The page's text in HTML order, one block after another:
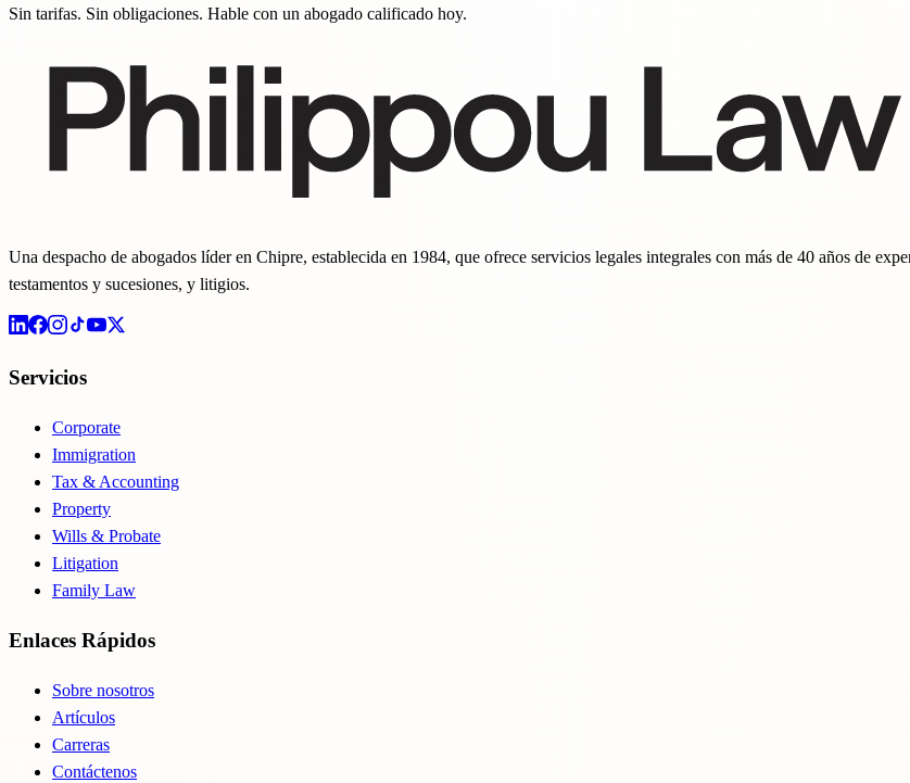
Sin tarifas. Sin obligaciones. Hable con un abogado calificado hoy.
Una despacho de abogados líder en Chipre, establecida en 1984, que ofrece servicios legales integrales con más de 40 años de
testamentos y sucesiones, y litigios.
Servicios
Corporate
Immigration
Tax & Accounting
Property
Wills & Probate
Litigation
Family Law
Enlaces Rápidos
Sobre nosotros
Artículos
Carreras
Contáctenos